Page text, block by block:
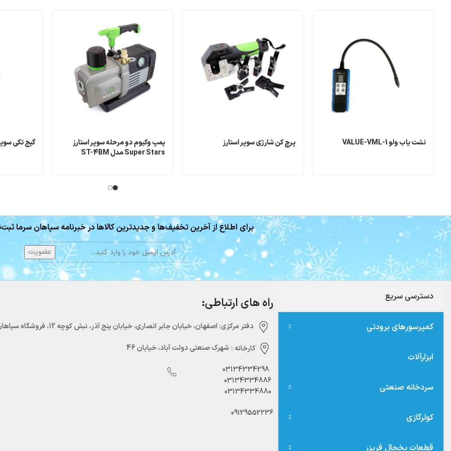
نشت یاب ولو VALUE-VML-1 پرچ کن شارژی سوپر استارز
پمپ وکیوم دو مرحله سوپر استارز
Super Stars مدل ST-4BM
گیج تکی
برای اطلاع از آخرین تخفیف‌ها و جدیدترین کالاها در خبرنامه سپاهان سرما
دسترسی سریع
کمپرسورهای برودتی
ابزارآلات
سردخانه صنعتی
کولرگازی
قطعات یخچال فریزر
راه های ارتباطی:
دفتر مرکزی:‌ اصفهان، خیابان جابر انصاری، خیابان پنج آذر، نبش کوچه 12، فروشگاه سپاهان سرما
کارخانه : شهرک صنعتی دولت آباد، خیابان 46
03134334298
03134334886
03134334880
09129552236